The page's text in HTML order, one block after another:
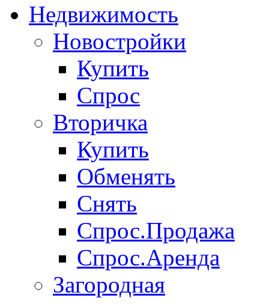
Недвижимость
Новостройки
Купить
Спрос
Вторичка
Купить
Обменять
Снять
Спрос.Продажа
Спрос.Аренда
Загородная